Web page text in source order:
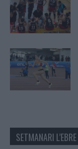
SETMANARI L'EBRE